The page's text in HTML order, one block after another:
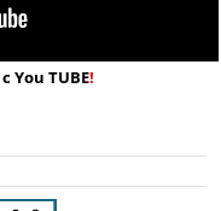
с You TUBE!